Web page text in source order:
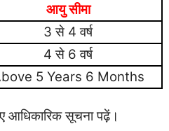
आयु सीमा
3 से 4 वर्ष
4 से 6 वर्ष
5 Years 6 Months
आधिकारिक सूचना पढ़ें।